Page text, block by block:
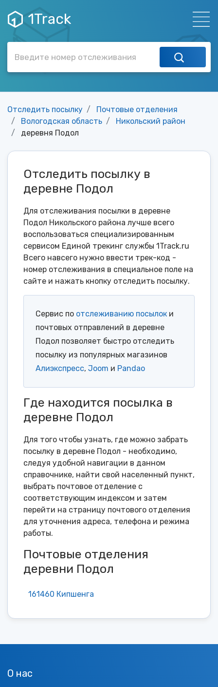
1Track
Отследить посылку
Почтовые отделения
Вологодская область
Никольский район
деревня Подол
Отследить посылку в
деревне Подол
Для отслеживания посылки в деревне
Подол Никольского района лучше всего
воспользоваться специализированным
сервисом Единой трекинг службы 1Track.ru
Всего навсего нужно ввести трек-код -
номер отслеживания в специальное поле на
сайте и нажать кнопку отследить посылку.
Сервис по отслеживанию посылок и
почтовых отправлений в деревне
Подол позволяет быстро отследить
посылку из популярных магазинов
Алиэкспресс, Joom и Pandao
Где находится посылка в
деревне Подол
Для того чтобы узнать, где можно забрать
посылку в деревне Подол - необходимо,
следуя удобной навигации в данном
справочнике, найти свой населенный пункт,
выбрать почтовое отделение с
соответствующим индексом и затем
перейти на страницу почтового отделения
для уточнения адреса, телефона и режима
работы.
Почтовые отделения
деревни Подол
161460 Кипшенга
О нас